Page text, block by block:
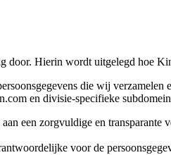
door. Hierin wordt uitgelegd hoe
die wij
en divisie-specifieke
een zorgvuldige en
voor de